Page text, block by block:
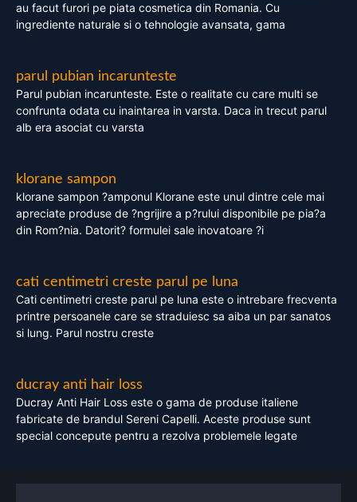
au facut furori pe piata cosmetica din Romania. Cu
ingrediente naturale si o tehnologie avansata, gama
parul pubian incarunteste
Parul pubian incarunteste. Este o realitate cu care multi se
confrunta odata cu inaintarea in varsta. Daca in trecut parul
alb era asociat cu varsta
klorane sampon
klorane sampon ?amponul Klorane este unul dintre cele mai
apreciate produse de ?ngrijire a p?rului disponibile pe pia?a
din Rom?nia. Datorit? formulei sale inovatoare ?i
cati centimetri creste parul pe luna
Cati centimetri creste parul pe luna este o intrebare frecventa
printre persoanele care se straduiesc sa aiba un par sanatos
si lung. Parul nostru creste
ducray anti hair loss
Ducray Anti Hair Loss este o gama de produse italiene
fabricate de brandul Sereni Capelli. Aceste produse sunt
special concepute pentru a rezolva problemele legate